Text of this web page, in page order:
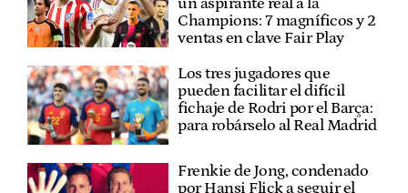
un aspirante real a la
Champions: 7 magníficos y 2
ventas en clave Fair Play
Los tres jugadores que
pueden facilitar el difícil
fichaje de Rodri por el Barça:
para robárselo al Real Madrid
Frenkie de Jong, condenado
por Hansi Flick a seguir el